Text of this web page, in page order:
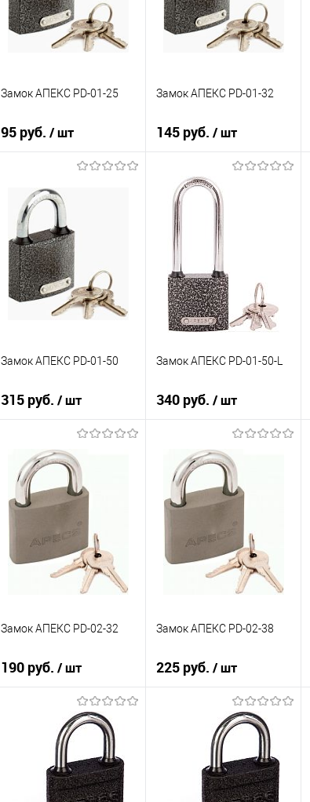
Замок АПЕКС PD-01-25
95 руб. / шт
К сравнению
В избранное
В наличии
Замок АПЕКС PD-01-32
145 руб./ шт
В корзину
К сравнению
В избранное
В наличии
Замок АПЕКС PD-01-50
315 руб. / шт
В корзину
К сравнению
В избранное
Замок АПЕКС PD-01-50-L
340 руб./ шт
В корзину
К сравнению
В избранное
Замок АПЕКС PD-02-32
190 руб. / шт
В корзину
К сравнению
В избранное
В наличии
Замок АПЕКС PD-02-38
225 руб./ шт
В корзину
К сравнению
В избранное
В наличии